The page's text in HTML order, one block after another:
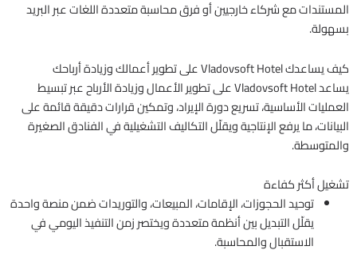
المستندات مع شركاء خارجيين أو فرق محاسبة متعددة اللغات عبر البريد
بسهولة.
كيف يساعدك Vladovsoft Hotel على تطوير أعمالك وزيادة أرباحك
يساعد Vladovsoft Hotel على تطوير الأعمال وزيادة الأرباح عبر تبسيط
العمليات الأساسية، تسريع دورة الإيراد، وتمكين قرارات دقيقة قائمة على
البيانات، ما يرفع الإنتاجية ويقلّل التكاليف التشغيلية في الفنادق الصغيرة
والمتوسطة.
تشغيل أكثر كفاءة
توحيد الحجوزات، الإقامات، المبيعات، والتوريدات ضمن منصة واحدة
يقلّل التبديل بين أنظمة متعددة ويختصر زمن التنفيذ اليومي في
الاستقبال والمحاسبة.